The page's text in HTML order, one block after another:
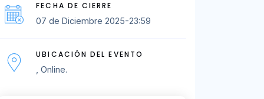
FECHA DE CIERRE
07 de Diciembre 2025-23:59
UBICACIÓN DEL EVENTO
, Online.